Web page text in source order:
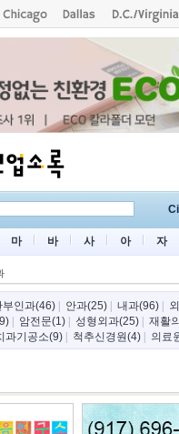
마 바 사 아 자
부인과(46) 안과(25) 내과(96)
암전문(1) 성형외과(25)
재활
과기공소(9) 척추신경원(4) 의료